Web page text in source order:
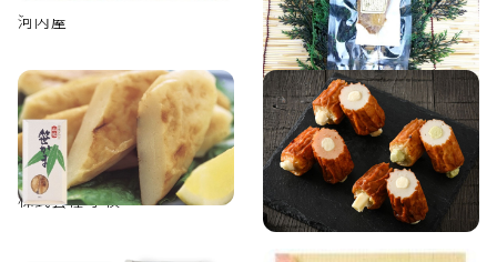
河内屋 金澤北珍(ホクチン）
笹かまぼこ
株式会社 小牧
水産加工品
冷凍・冷蔵食品
福井県
チーズのやきセット４入
株式会社 小牧
水産加工品 福井県